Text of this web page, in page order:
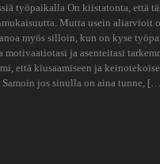
työpaikalla On kiistatonta, että
Mutta usein aliarvioit
myös silloin, kun on kyse
motivaatiotasi ja asenteitasi
että kiusaamiseen ja
jos sinulla on aina tunne,